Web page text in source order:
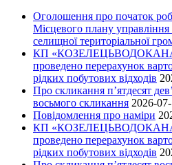
Оголошення про початок
Місцевого плану управління
селищної територіальної
КП
проведено перерахунок
рідких побутових відходів
Про скликання п’ятдесят
восьмого скликання 2026-
Повідомлення про наміри
КП
проведено перерахунок
рідких побутових відходів